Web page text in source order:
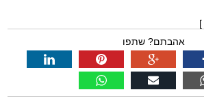
]
אהבתם? שתפו